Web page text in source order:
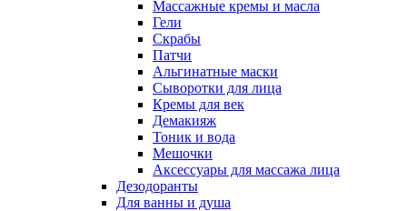
Массажные кремы и масла
Гели
Скрабы
Патчи
Альгинатные маски
Сыворотки для лица
Кремы для век
Демакияж
Тоник и вода
Мешочки
Аксессуары для массажа лица
Дезодоранты
Для ванны и душа